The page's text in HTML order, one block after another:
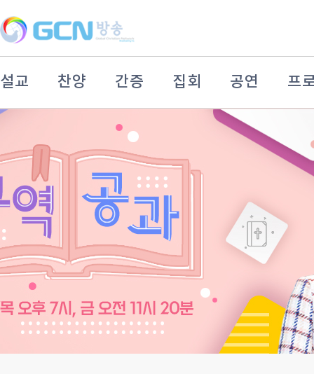
설교 찬양 간증 집회 공연 프